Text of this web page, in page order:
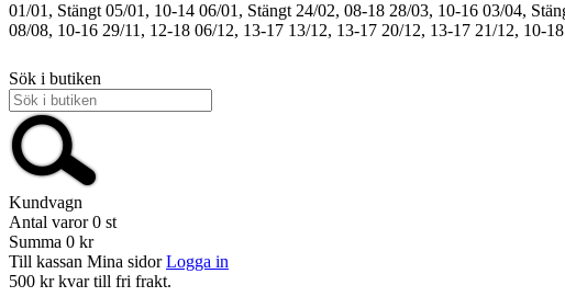
01/01, Stängt 05/01, 10-14 06/01, Stängt 24/02, 08-18 28/03, 10-16 03/04,
08/08, 10-16 29/11, 12-18 06/12, 13-17 13/12, 13-17 20/12, 13-17 21/12, 10-18
Sök i butiken
Kundvagn
Antal varor 0 st
Summa 0 kr
Till kassan Mina sidor Logga in
500 kr kvar till fri frakt.